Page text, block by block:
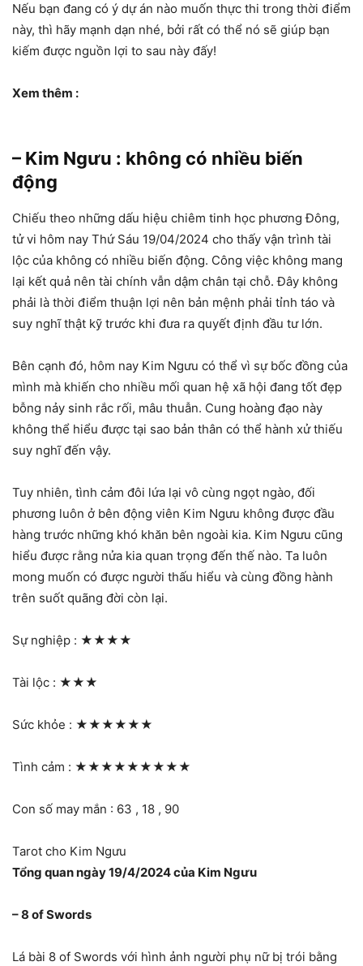
Nếu bạn đang có ý dự án nào muốn thực thi trong thời điểm
này, thì hãy mạnh dạn nhé, bởi rất có thể nó sẽ giúp bạn
kiếm được nguồn lợi to sau này đấy!
Xem thêm :
– Kim Ngưu : không có nhiều biến
động
Chiếu theo những dấu hiệu chiêm tinh học phương Đông,
tử vi hôm nay Thứ Sáu 19/04/2024 cho thấy vận trình tài
lộc của không có nhiều biến động. Công việc không mang
lại kết quả nên tài chính vẫn dậm chân tại chỗ. Đây không
phải là thời điểm thuận lợi nên bản mệnh phải tỉnh táo và
suy nghĩ thật kỹ trước khi đưa ra quyết định đầu tư lớn.
Bên cạnh đó, hôm nay Kim Ngưu có thể vì sự bốc đồng của
mình mà khiến cho nhiều mối quan hệ xã hội đang tốt đẹp
bỗng nảy sinh rắc rối, mâu thuẫn. Cung hoàng đạo này
không thể hiểu được tại sao bản thân có thể hành xử thiếu
suy nghĩ đến vậy.
Tuy nhiên, tình cảm đôi lứa lại vô cùng ngọt ngào, đối
phương luôn ở bên động viên Kim Ngưu không được đầu
hàng trước những khó khăn bên ngoài kia. Kim Ngưu cũng
hiểu được rằng nửa kia quan trọng đến thế nào. Ta luôn
mong muốn có được người thấu hiểu và cùng đồng hành
trên suốt quãng đời còn lại.
Sự nghiệp : ★★★★
Tài lộc : ★★★
Sức khỏe : ★★★★★★
Tình cảm : ★★★★★★★★★
Con số may mắn : 63 , 18 , 90
Tarot cho Kim Ngưu
Tổng quan ngày 19/4/2024 của Kim Ngưu
– 8 of Swords
Lá bài 8 of Swords với hình ảnh người phụ nữ bị trói bằng